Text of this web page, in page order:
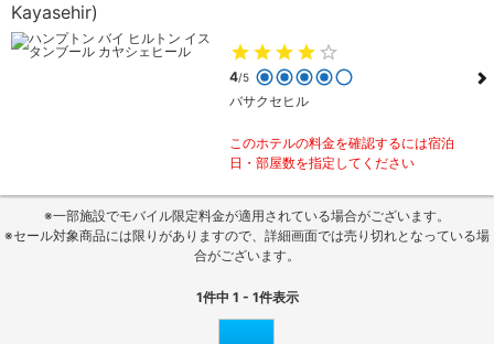
Kayasehir)
4/5
バサクセヒル
このホテルの料金を確認するには宿泊
日・部屋数を指定してください
※一部施設でモバイル限定料金が適用されている場合がございます。
※セール対象商品には限りがありますので、詳細画面では売り切れとなっている場
合がございます。
1件中 1 - 1件表示